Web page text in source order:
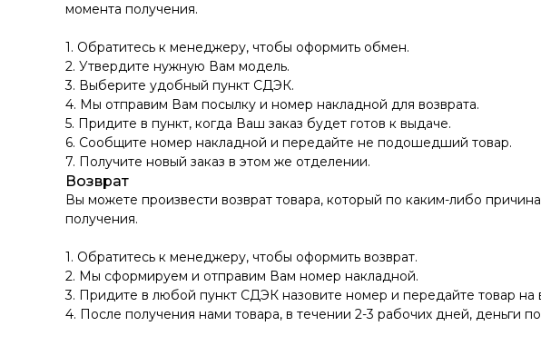
момента получения.
1. Обратитесь к менеджеру, чтобы оформить обмен.
2. Утвердите нужную Вам модель.
3. Выберите удобный пункт СДЭК.
4. Мы отправим Вам посылку и номер накладной для возврата.
5. Придите в пункт, когда Ваш заказ будет готов к выдаче.
6. Сообщите номер накладной и передайте не подошедший товар.
7. Получите новый заказ в этом же отделении.
Возврат
Вы можете произвести возврат товара, который по каким-либо
получения.
1. Обратитесь к менеджеру, чтобы оформить возврат.
2. Мы сформируем и отправим Вам номер накладной.
3. Придите в любой пункт СДЭК назовите номер и передайте товар на
4. После получения нами товара, в течении 2-3 рабочих дней, деньги